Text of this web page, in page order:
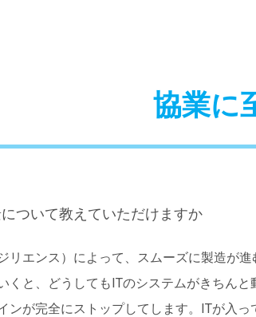
協業に
ついて教えていただけますか
リエンス）によって、スムーズに製造が
くと、どうしてもITのシステムがきちん
ンが完全にストップしてします。ITが入